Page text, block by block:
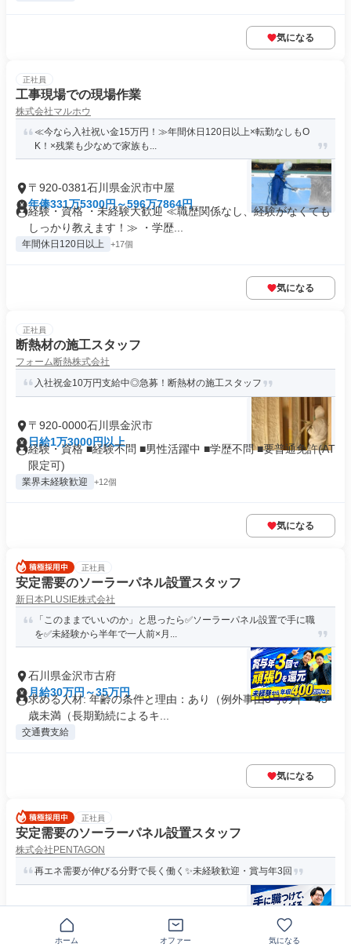
気になる
正社員
工事現場での現場作業
株式会社マルホウ
≪今なら入社祝い金15万円！≫年間休日120日以上×転勤なしもO
K！×残業も少なめで家族も...
〒920-0381石川県金沢市中屋
年俸331万5300円～596万7864円
経験・資格 ・未経験大歓迎 ≪職歴関係なし、経験がなくても
しっかり教えます！≫ ・学歴...
年間休日120日以上 +17個
気になる
正社員
断熱材の施工スタッフ
フォーム断熱株式会社
入社祝金10万円支給中◎急募！断熱材の施工スタッフ
〒920-0000石川県金沢市
日給1万3000円以上
経験・資格 ■経験不問 ■男性活躍中 ■学歴不問 ■要普通免許(AT
限定可)
業界未経験歓迎 +12個
気になる
正社員
安定需要のソーラーパネル設置スタッフ
新日本PLUSIE株式会社
「このままでいいのか」と思ったら✅ソーラーパネル設置で手に職
を✅未経験から半年で一人前×月...
石川県金沢市古府
月給30万円～35万円
求める人材: 年齢の条件と理由：あり（例外事由3号のイ・45
歳未満（長期勤続によるキ...
交通費支給
気になる
正社員
安定需要のソーラーパネル設置スタッフ
株式会社PENTAGON
再エネ需要が伸びる分野で長く働く✨未経験歓迎・賞与年3回
月給30万円～35万円
求める人材: 年齢の条件と理由：あり（例外事由3号のイ・45
ホーム オファー 気になる